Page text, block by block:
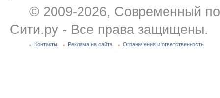
© 2009-2026, Современный
Сити.ру - Все права защищены.
Контакты Реклама на сайте Ограничения и ответственность